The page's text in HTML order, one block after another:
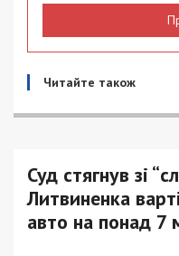
Читайте також
Суд стягнув зі
Литвиненка
авто на понад 7